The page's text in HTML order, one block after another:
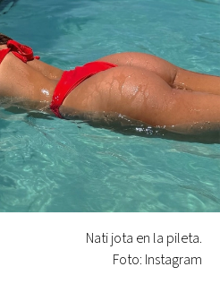
Nati jota en la pileta.
Foto: Instagram